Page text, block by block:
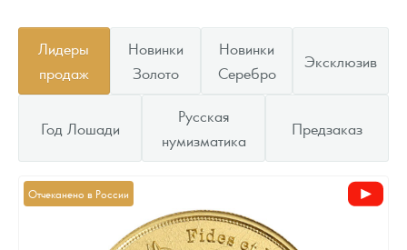
Лидеры
продаж
Новинки
Золото
Новинки
Серебро
Эксклюзив
Год Лошади
Русская
нумизматика
Предзаказ
Отчеканено в России